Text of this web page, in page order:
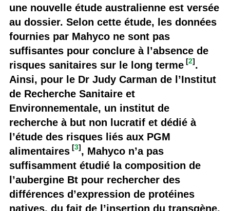
une nouvelle étude australienne est versée
au dossier. Selon cette étude, les données
fournies par Mahyco ne sont pas
suffisantes pour conclure à l’absence de
risques sanitaires sur le long terme [2].
Ainsi, pour le Dr Judy Carman de l’Institut
de Recherche Sanitaire et
Environnementale, un institut de
recherche à but non lucratif et dédié à
l’étude des risques liés aux PGM
alimentaires [3], Mahyco n’a pas
suffisamment étudié la composition de
l’aubergine Bt pour rechercher des
différences d’expression de protéines
natives, du fait de l’insertion du transgène.